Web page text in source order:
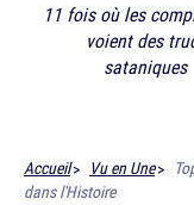
11 fois où les
voient des
sataniques
Accueil Vu en Une
dans l'Histoire